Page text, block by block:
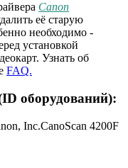
Canon
её старую
необходимо -
установкой
Узнать об
FAQ.
оборудований):
Inc.CanoScan 4200F